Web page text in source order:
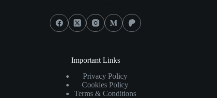
Important Links
Privacy Policy
Cookies Policy
Terms & Conditions